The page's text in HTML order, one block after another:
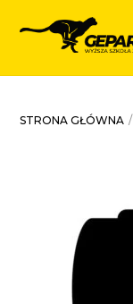
STRONA GŁÓWNA